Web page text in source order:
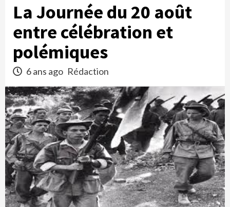
La Journée du 20 août
entre célébration et
polémiques
6 ans ago Rédaction